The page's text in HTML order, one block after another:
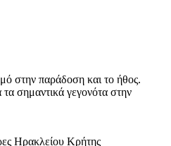
στην παράδοση και το ήθος.
σημαντικά γεγονότα στην
Ηρακλείου Κρήτης